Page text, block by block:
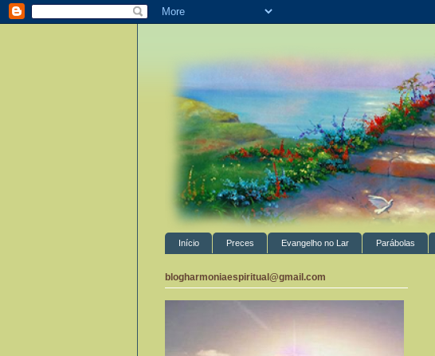
Início Preces Evangelho no Lar Parábolas
blogharmoniaespiritual@gmail.com